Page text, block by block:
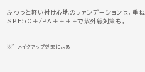
ふわっと軽い付け心地のファンデーションは、重
SPF50＋/PA＋＋＋＋で紫外線対策も。
※1 メイクアップ効果による